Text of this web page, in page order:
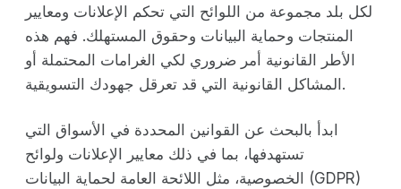
لكل بلد مجموعة من اللوائح التي تحكم الإعلانات ومعايير
المنتجات وحماية البيانات وحقوق المستهلك. فهم هذه
الأطر القانونية أمر ضروري لكي الغرامات المحتملة أو
المشاكل القانونية التي قد تعرقل جهودك التسويقية.
ابدأ بالبحث عن القوانين المحددة في الأسواق التي
تستهدفها، بما في ذلك معايير الإعلانات ولوائح
الخصوصية، مثل اللائحة العامة لحماية البيانات (GDPR)